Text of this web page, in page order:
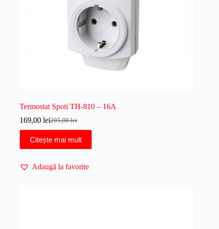
Termostat Spoti TH-810 – 16A
205,00lei
Prețul
inițial
a
fost:
169,00 leiPrețul
curent
este:
169,00 lei.
Citește mai mult
Adaugă la favorite